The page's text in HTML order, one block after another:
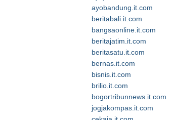
ayobandung.it.com
beritabali.it.com
bangsaonline.it.com
beritajatim.it.com
beritasatu.it.com
bernas.it.com
bisnis.it.com
brilio.it.com
bogortribunnews.it.com
jogjakompas.it.com